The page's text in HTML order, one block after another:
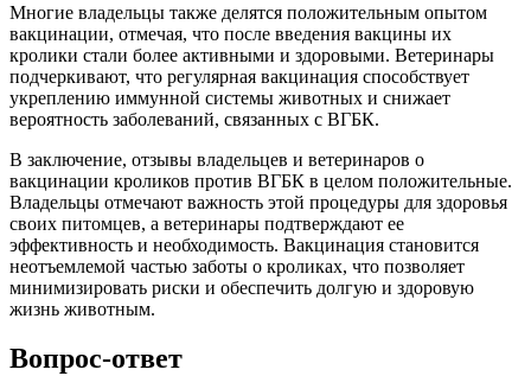
Многие владельцы также делятся положительным опытом
вакцинации, отмечая, что после введения вакцины их
кролики стали более активными и здоровыми. Ветеринары
подчеркивают, что регулярная вакцинация способствует
укреплению иммунной системы животных и снижает
вероятность заболеваний, связанных с ВГБК.
В заключение, отзывы владельцев и ветеринаров о
вакцинации кроликов против ВГБК в целом положительные.
Владельцы отмечают важность этой процедуры для здоровья
своих питомцев, а ветеринары подтверждают ее
эффективность и необходимость. Вакцинация становится
неотъемлемой частью заботы о кроликах, что позволяет
минимизировать риски и обеспечить долгую и здоровую
жизнь животным.
Вопрос-ответ